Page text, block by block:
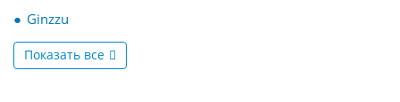
Ginzzu
Показать все